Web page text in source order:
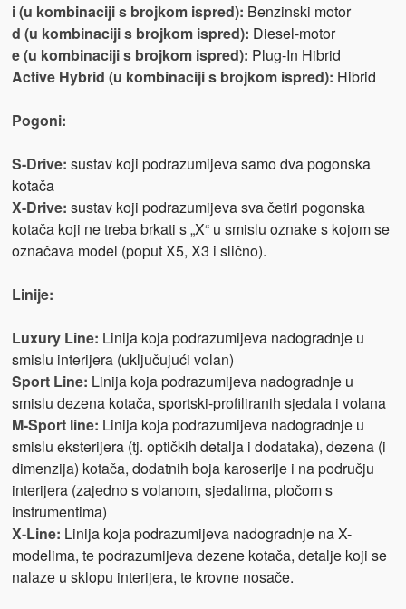
i (u kombinaciji s brojkom ispred): Benzinski motor
d (u kombinaciji s brojkom ispred): Diesel-motor
e (u kombinaciji s brojkom ispred): Plug-In Hibrid
Active Hybrid (u kombinaciji s brojkom ispred): Hibrid
Pogoni:
S-Drive: sustav koji podrazumijeva samo dva pogonska
kotača
X-Drive: sustav koji podrazumijeva sva četiri pogonska
kotača koji ne treba brkati s „X“ u smislu oznake s kojom se
označava model (poput X5, X3 i slično).
Linije:
Luxury Line: Linija koja podrazumijeva nadogradnje u
smislu interijera (uključujući volan)
Sport Line: Linija koja podrazumijeva nadogradnje u
smislu dezena kotača, sportski-profiliranih sjedala i volana
M-Sport line: Linija koja podrazumijeva nadogradnje u
smislu eksterijera (tj. optičkih detalja i dodataka), dezena (i
dimenzija) kotača, dodatnih boja karoserije i na području
interijera (zajedno s volanom, sjedalima, pločom s
instrumentima)
X-Line: Linija koja podrazumijeva nadogradnje na X-
modelima, te podrazumijeva dezene kotača, detalje koji se
nalaze u sklopu interijera, te krovne nosače.